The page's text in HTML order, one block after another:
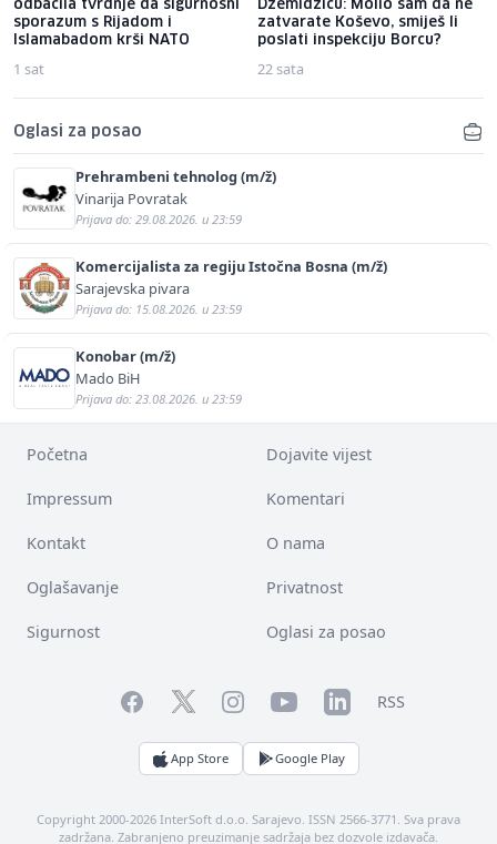
odbacila tvrdnje da sigurnosni
sporazum s Rijadom i
Islamabadom krši NATO
1 sat
Džemidžiću: Molio sam da ne
zatvarate Koševo, smiješ li
poslati inspekciju Borcu?
22 sata
Oglasi za posao
Prehrambeni tehnolog (m/ž)
Vinarija Povratak
Prijava do: 29.08.2026. u 23:59
Komercijalista za regiju Istočna Bosna (m/ž)
Sarajevska pivara
Prijava do: 15.08.2026. u 23:59
Konobar (m/ž)
Mado BiH
Prijava do: 23.08.2026. u 23:59
Početna Dojavite vijest
Impressum Komentari
Kontakt O nama
Oglašavanje Privatnost
Sigurnost Oglasi za posao
FacebookTwitterInstagramYouTubeLinkedInRSS
App Store Google Play
Copyright 2000-2026 InterSoft d.o.o. Sarajevo. ISSN 2566-3771. Sva prava
zadržana. Zabranjeno preuzimanje sadržaja bez dozvole izdavača.